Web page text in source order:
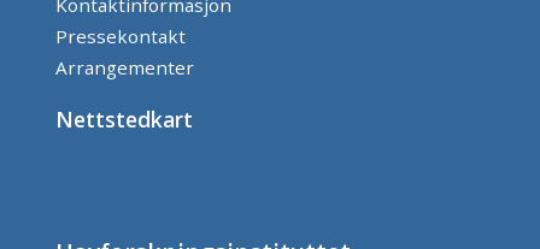
Pressekontakt
Arrangementer
Nettstedkart